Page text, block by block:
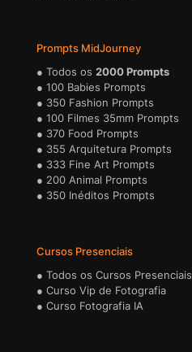
Prompts MidJourney
● Todos os 2000 Prompts
● 100 Babies Prompts
● 350 Fashion Prompts
● 100 Filmes 35mm Prompts
● 370 Food Prompts
● 355 Arquitetura Prompts
● 333 Fine Art Prompts
● 200 Animal Prompts
● 350 Inéditos Prompts
Cursos Presenciais
● Todos os Cursos Presenciais
● Curso Vip de Fotografia
● Curso Fotografia IA